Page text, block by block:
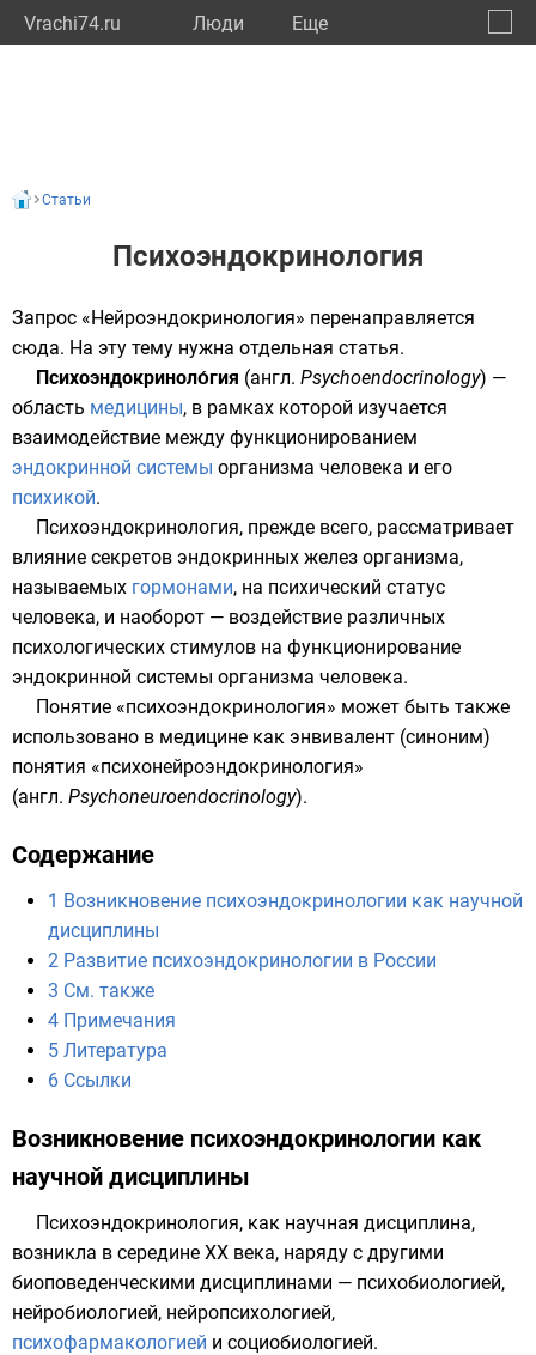
Vrachi74.ru Люди Eще
Статьи
Психоэндокринология
Запрос «Нейроэндокринология» перенаправляется
сюда. На эту тему нужна отдельная статья.
Психоэндокриноло́гия (англ. Psychoendocrinology) —
область медицины, в рамках которой изучается
взаимодействие между функционированием
эндокринной системы организма человека и его
психикой.
Психоэндокринология, прежде всего, рассматривает
влияние секретов эндокринных желез организма,
называемых гормонами, на психический статус
человека, и наоборот — воздействие различных
психологических стимулов на функционирование
эндокринной системы организма человека.
Понятие «психоэндокринология» может быть также
использовано в медицине как энвивалент (синоним)
понятия «психонейроэндокринология»
(англ. Psychoneuroendocrinology).
Содержание
1 Возникновение психоэндокринологии как научной
дисциплины
2 Развитие психоэндокринологии в России
3 См. также
4 Примечания
5 Литература
6 Ссылки
Возникновение психоэндокринологии как
научной дисциплины
Психоэндокринология, как научная дисциплина,
возникла в середине XX века, наряду с другими
биоповеденческими дисциплинами — психобиологией,
нейробиологией, нейропсихологией,
психофармакологией и социобиологией.